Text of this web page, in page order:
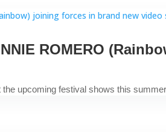
ROMERO
upcoming festival shows this